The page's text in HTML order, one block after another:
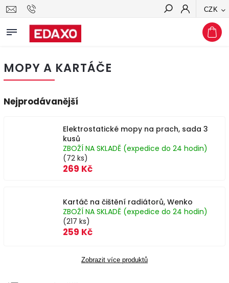
CZK
Hledat
MOPY A KARTÁČE
Nejprodávanější
Elektrostatické mopy na prach, sada 3
kusů
ZBOŽÍ NA SKLADĚ (expedice do 24 hodin)
(72 ks)
269 Kč
Kartáč na čištění radiátorů, Wenko
ZBOŽÍ NA SKLADĚ (expedice do 24 hodin)
(217 ks)
259 Kč
Zobrazit více produktů